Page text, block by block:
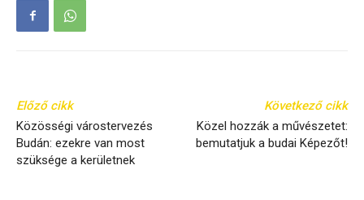
Előző cikk
Közösségi várostervezés
Budán: ezekre van most
szüksége a kerületnek
Következő cikk
Közel hozzák a művészetet:
bemutatjuk a budai Képezőt!